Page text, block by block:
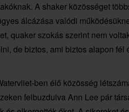
A shaker közösséget
álcázása valódi
quaker szokás szerint nem
de biztos, ami biztos alapon
ben élő közösség
felbuzdulva Ann Lee pár